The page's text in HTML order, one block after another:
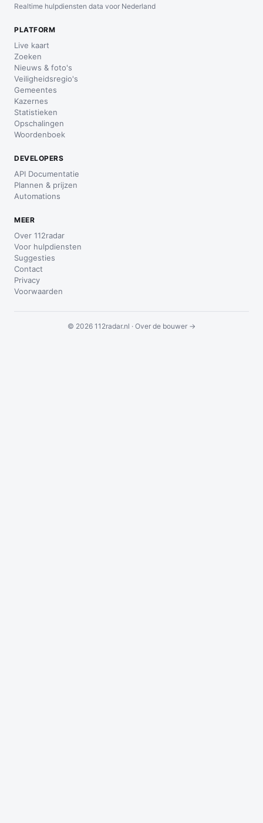
Realtime hulpdiensten data voor Nederland
PLATFORM
Live kaart
Zoeken
Nieuws & foto's
Veiligheidsregio's
Gemeentes
Kazernes
Statistieken
Opschalingen
Woordenboek
DEVELOPERS
API Documentatie
Plannen & prijzen
Automations
MEER
Over 112radar
Voor hulpdiensten
Suggesties
Contact
Privacy
Voorwaarden
© 2026 112radar.nl · Over de bouwer →